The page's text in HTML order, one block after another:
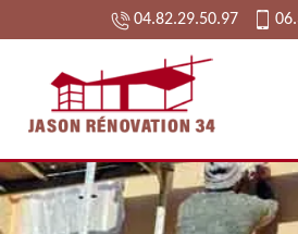
04.82.29.50.97